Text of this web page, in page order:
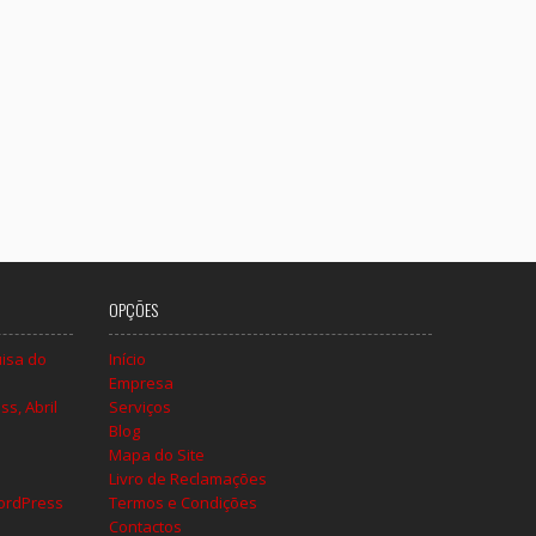
do
Abril
OPÇÕES
Início
Empresa
Serviços
Blog
Mapa do Site
Livro de Reclamações
Termos e Condições
Contactos